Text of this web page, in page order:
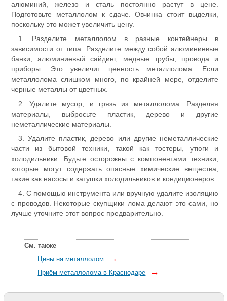
алюминий, железо и сталь постоянно растут в цене.
Подготовьте металлолом к сдаче. Овчинка стоит выделки,
поскольку это может увеличить цену.
1. Разделите металлолом в разные контейнеры в
зависимости от типа. Разделите между собой алюминиевые
банки, алюминиевый сайдинг, медные трубы, провода и
приборы. Это увеличит ценность металлолома. Если
металлолома слишком много, по крайней мере, отделите
черные металлы от цветных.
2. Удалите мусор, и грязь из металлолома. Разделяя
материалы, выбросьте пластик, дерево и другие
неметаллические материалы.
3. Удалите пластик, дерево или другие неметаллические
части из бытовой техники, такой как тостеры, утюги и
холодильники. Будьте осторожны с компонентами техники,
которые могут содержать опасные химические вещества,
такие как насосы и катушки холодильников и кондиционеров.
4. С помощью инструмента или вручную удалите изоляцию
с проводов. Некоторые скупщики лома делают это сами, но
лучше уточните этот вопрос предварительно.
См. также
Цены на металлолом
→
Приём металлолома в Краснодаре →